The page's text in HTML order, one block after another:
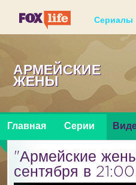
Сериалы
АРМЕЙСКИЕ
ЖЕНЫ
Главная Серии
"Армейские
сентября в